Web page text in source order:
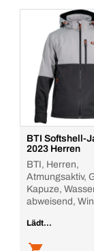
BTI Softshell-
2023 Herren
BTI, Herren,
Atmungsaktiv,
Kapuze,
abweisend,
Lädt...